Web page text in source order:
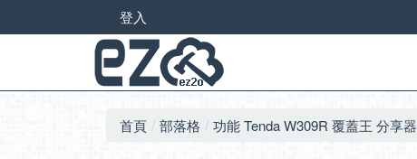
登入
首頁 部落格 功能 Tenda W309R 覆蓋王 分享器